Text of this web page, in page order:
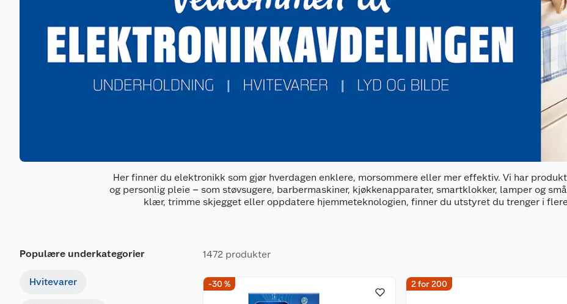
Her finner du elektronikk som gjør hverdagen enklere, morsommere eller mer effektiv. Vi har
og personlig pleie – som støvsugere, barbermaskiner, kjøkkenapparater, smartklokker, lamper og
klær, trimme skjegget eller oppdatere hjemmeteknologien, finner du utstyret du trenger i
Populære underkategorier
Hvitevarer
1472 produkter
-30 % 2 for 200